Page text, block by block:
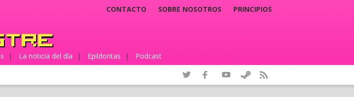
CONTACTO SOBRE NOSOTROS PRINCIPIOS
| La noticia del día | Epildoritas | Podcast